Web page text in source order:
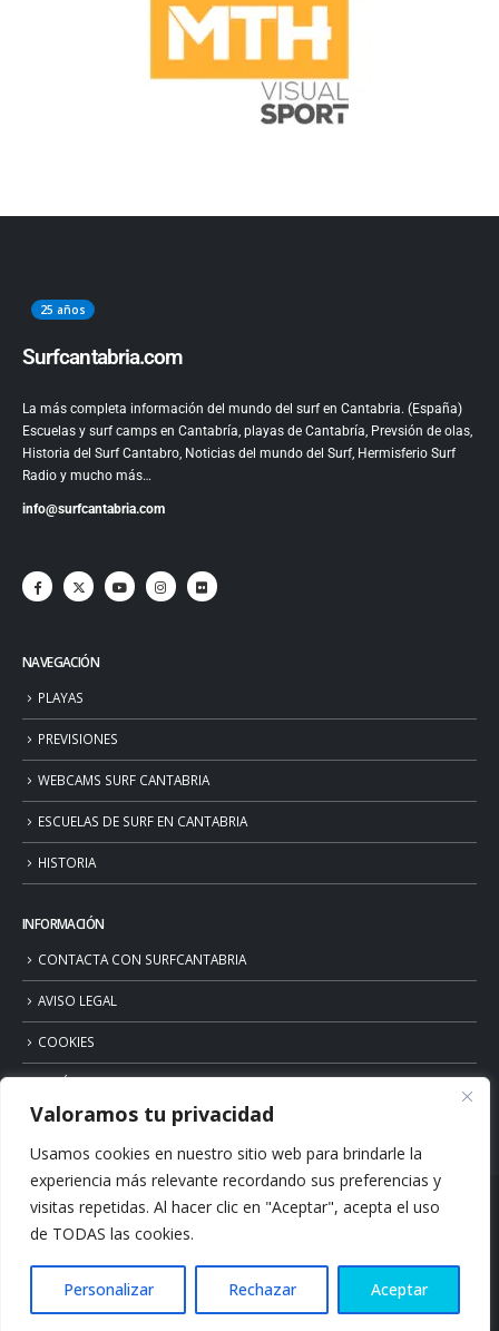
Valoramos tu privacidad
Usamos cookies en nuestro sitio web para brindarle la
experiencia más relevante recordando sus preferencias y
visitas repetidas. Al hacer clic en "Aceptar", acepta el uso
de TODAS las cookies.
Personalizar Rechazar Aceptar
25 años
Surfcantabria.com
La más completa información del mundo del surf en Cantabria. (España)
Escuelas y surf camps en Cantabría, playas de Cantabría, Prevsión de olas,
Historia del Surf Cantabro, Noticias del mundo del Surf, Hermisferio Surf
Radio y mucho más…
info@surfcantabria.com
NAVEGACIÓN
PLAYAS
PREVISIONES
WEBCAMS SURF CANTABRIA
ESCUELAS DE SURF EN CANTABRIA
HISTORIA
INFORMACIÓN
CONTACTA CON SURFCANTABRIA
AVISO LEGAL
COOKIES
POLÍTICA DE PRIVACIDAD
© Copyright 2026. Surfcantabria.com. All Rights Reserved.